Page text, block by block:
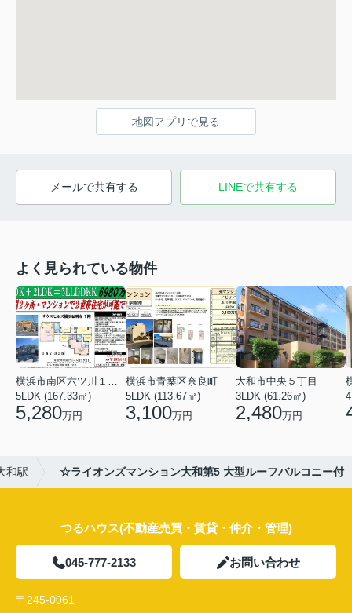
地図アプリで見る
メールで共有する LINEで共有する
よく見られている物件
横浜市南区六ツ川１丁目
5LDK (167.33㎡)
5,280万円
横浜市青葉区奈良町
5LDK (113.67㎡)
3,100万円
大和市中央５丁目
3LDK (61.26㎡)
2,480万円
和駅 ☆ライオンズマンション大和第5 大型ルーフバルコニー付
つるハウス(不動産売買・賃貸・仲介・管理)
045-777-2133 お問い合わせ
〒245-0061